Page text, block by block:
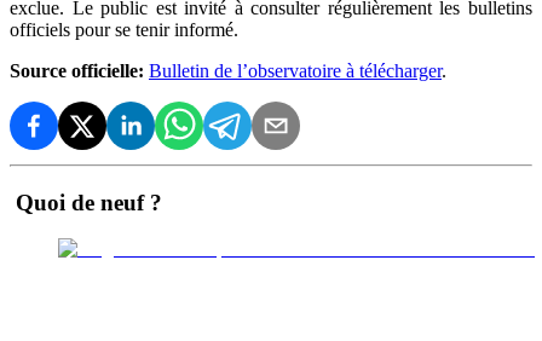
exclue. Le public est invité à consulter régulièrement les bulletins
officiels pour se tenir informé.
Source officielle: Bulletin de l’observatoire à télécharger.
Quoi de neuf ?